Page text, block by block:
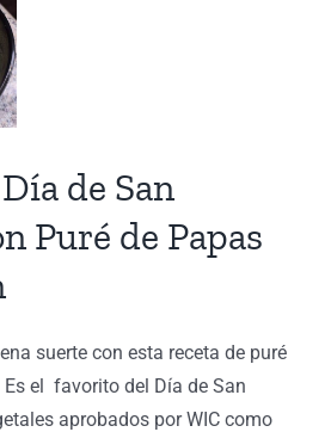
de San
Puré de Papas
suerte con esta receta de puré
el favorito del Día de San
aprobados por WIC como